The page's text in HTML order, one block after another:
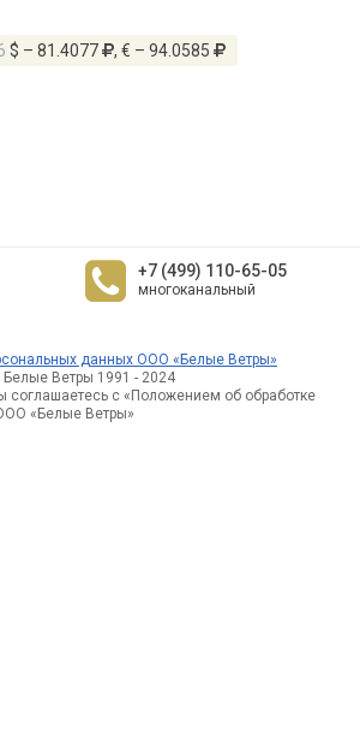
$ – 81.4077 , € – 94.0585
+7 (499) 110-65-05
многоканальный
данных ООО «Белые Ветры»
Ветры 1991 - 2024
соглашаетесь с «Положением об обработке
«Белые Ветры»